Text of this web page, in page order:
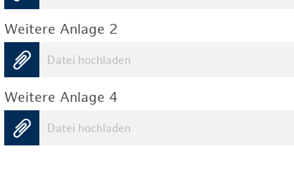
Weitere Anlage 2
Datei hochladen
Weitere Anlage 4
Datei hochladen